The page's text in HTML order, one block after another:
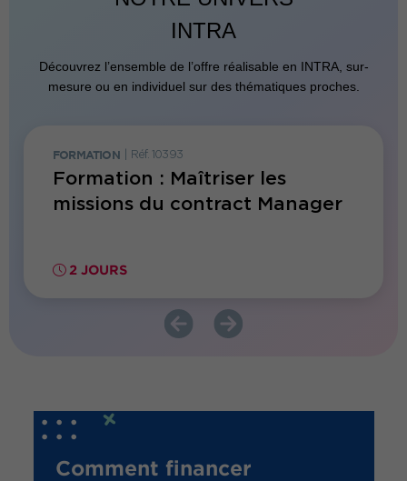
INTRA
Découvrez l’ensemble de l’offre réalisable en INTRA, sur-
mesure ou en individuel sur des thématiques proches.
FORMATION Réf. 10393
Formation : Maîtriser les
missions du contract Manager
2 JOURS
Comment financer